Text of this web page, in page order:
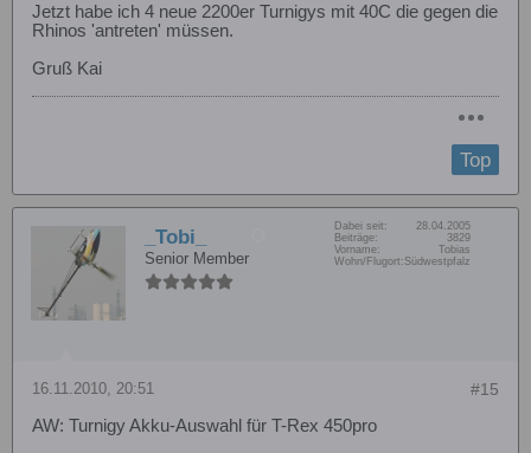
Jetzt habe ich 4 neue 2200er Turnigys mit 40C die gegen die
Rhinos 'antreten' müssen.
Gruß Kai
Top
_Tobi_
Senior Member
Dabei seit:
28.04.2005
Beiträge:
3829
Vorname:
Tobias
Wohn/Flugort: Südwestpfalz
#15
16.11.2010, 20:51
AW: Turnigy Akku-Auswahl für T-Rex 450pro